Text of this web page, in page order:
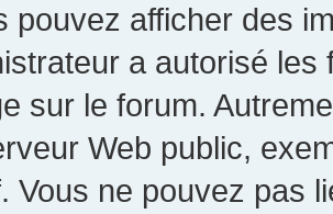
pouvez afficher des
a autorisé
sur le forum.
Web public,
Vous ne pouvez pas